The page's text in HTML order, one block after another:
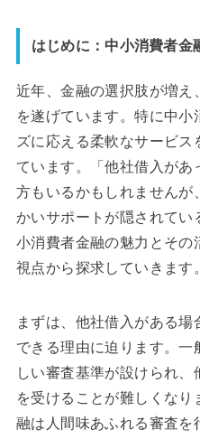
はじめに：中小消費者金
近年、金融の選択肢が増
を遂げています。特に中
ズに応える柔軟なサービ
ています。「他社借入があ
方もいるかもしれませんが
かいサポートが隠されてい
小消費者金融の魅力とその
視点から探求していきます。
まずは、他社借入がある
できる理由に迫ります。
しい審査基準が設けられ
を受けることが難しくな
融は人間味あふれる審査を